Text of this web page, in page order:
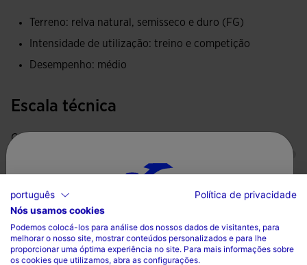
Terreno: relva natural, semisseco e duro (FG)
Intensidade de utilização: treino e competição
Desempenho: médio
Escala técnica
Controlo
Suporte
Escolha seu país e idioma
País
português
Política de privacidade
Nós usamos cookies
Podemos colocá-los para análise dos nossos dados de visitantes, para
melhorar o nosso site, mostrar conteúdos personalizados e para lhe
proporcionar uma óptima experiência no site. Para mais informações sobre
os cookies que utilizamos, abra as configurações.